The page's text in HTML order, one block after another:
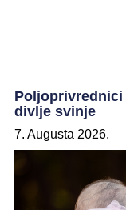
divlje svinje
7. Augusta 2026.